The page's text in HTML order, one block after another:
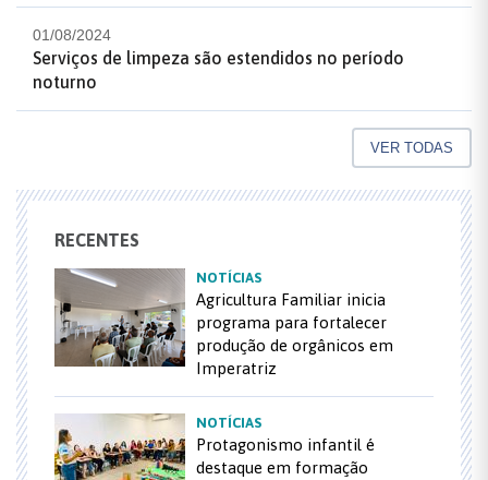
01/08/2024
Serviços de limpeza são estendidos no período
noturno
VER TODAS
RECENTES
NOTÍCIAS
Agricultura Familiar inicia
programa para fortalecer
produção de orgânicos em
Imperatriz
NOTÍCIAS
Protagonismo infantil é
destaque em formação